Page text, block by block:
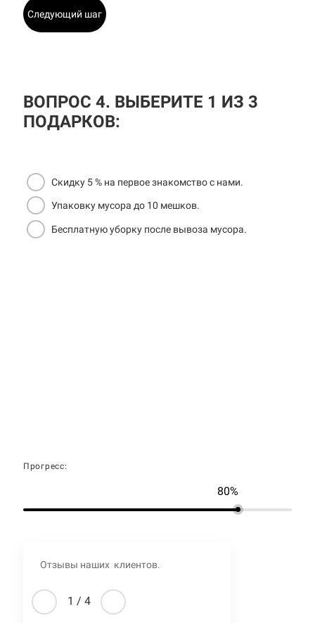
Следующий шаг
ВОПРОС 4. ВЫБЕРИТЕ 1 ИЗ 3
ПОДАРКОВ:
Скидку 5 % на первое знакомство с нами.
Упаковку мусора до 10 мешков.
Бесплатную уборку после вывоза мусора.
Прогресс:
80%
Отзывы наших клиентов.
1 / 4